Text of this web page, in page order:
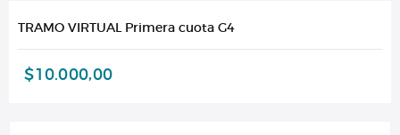
TRAMO VIRTUAL Primera cuota G4
$10.000,00